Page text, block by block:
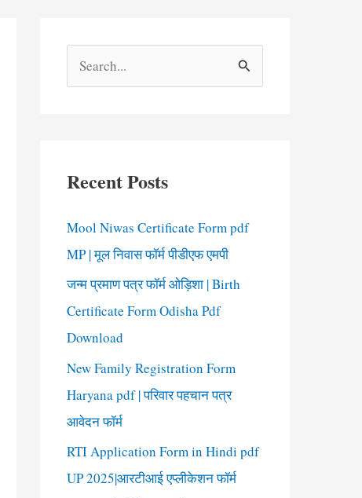
e
h
Recent Posts
Mool Niwas Certificate Form pdf
MP | मूल निवास फॉर्म पीडीएफ एमपी
जन्म प्रमाण पत्र फॉर्म ओड़िशा | Birth
Certificate Form Odisha Pdf
Download
New Family Registration Form
Haryana pdf | परिवार पहचान पत्र
आवेदन फॉर्म
RTI Application Form in Hindi pdf
UP 2025|आरटीआई एप्लीकेशन फॉर्म